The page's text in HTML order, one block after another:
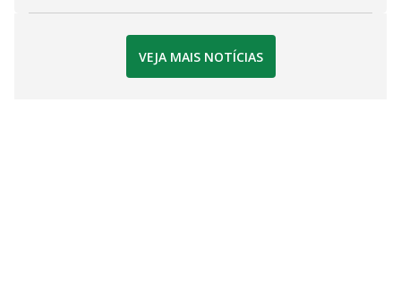
VEJA MAIS NOTÍCIAS